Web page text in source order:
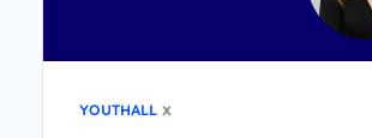
YOUTHALL x